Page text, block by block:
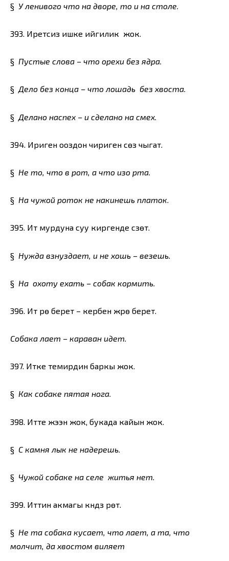
§ У ленивого что на дворе, то и на столе.
393. Иретсиз ишке ийгилик жок.
§ Пустые слова – что орехи без ядра.
§ Дело без конца – что лошадь без хвоста.
§ Делано наспех – и сделано на смех.
394. Ириген ооздон чириген сөз чыгат.
§ Не то, что в рот, а что изо рта.
§ На чужой роток не накинешь платок.
395. Ит мурдуна суу киргенде сүзөт.
§ Нужда взнуздает, и не хошь – везешь.
§ На охоту ехать – собак кормить.
396. Ит үрө берет – кербен жүрө берет.
Собака лает – караван идет.
397. Итке темирдин баркы жок.
§ Как собаке пятая нога.
398. Итте жээн жок, букада кайын жок.
§ С камня лык не надерешь.
§ Чужой собаке на селе житья нет.
399. Иттин акмагы күндүз үрөт.
§ Не та собака кусает, что лает, а та, что
молчит, да хвостом виляет